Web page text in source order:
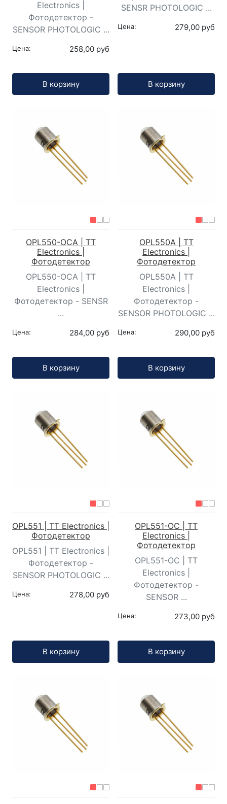
Electronics |
Фотодетектор -
SENSOR PHOTOLOGIC ...
Цена: 258,00 руб
В корзину
SENSR PHOTOLOGIC ...
Цена: 279,00 руб
В корзину
OPL550-OCA | TT
Electronics |
Фотодетектор
OPL550-OCA | TT
Electronics |
Фотодетектор - SENSR
...
Цена: 284,00 руб
В корзину
OPL550A | TT
Electronics |
Фотодетектор
OPL550A | TT
Electronics |
Фотодетектор -
SENSOR PHOTOLOGIC ...
Цена: 290,00 руб
В корзину
OPL551 | TT Electronics |
Фотодетектор
OPL551 | TT Electronics |
Фотодетектор -
SENSOR PHOTOLOGIC ...
Цена: 278,00 руб
В корзину
OPL551-OC | TT
Electronics |
Фотодетектор
OPL551-OC | TT
Electronics |
Фотодетектор -
SENSOR ...
Цена: 273,00 руб
В корзину